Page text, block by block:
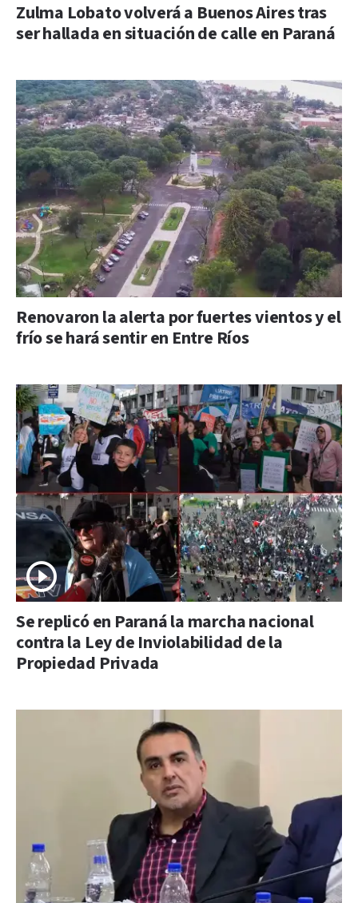
Zulma Lobato volverá a Buenos Aires tras
ser hallada en situación de calle en Paraná
Renovaron la alerta por fuertes vientos y el
frío se hará sentir en Entre Ríos
Se replicó en Paraná la marcha nacional
contra la Ley de Inviolabilidad de la
Propiedad Privada